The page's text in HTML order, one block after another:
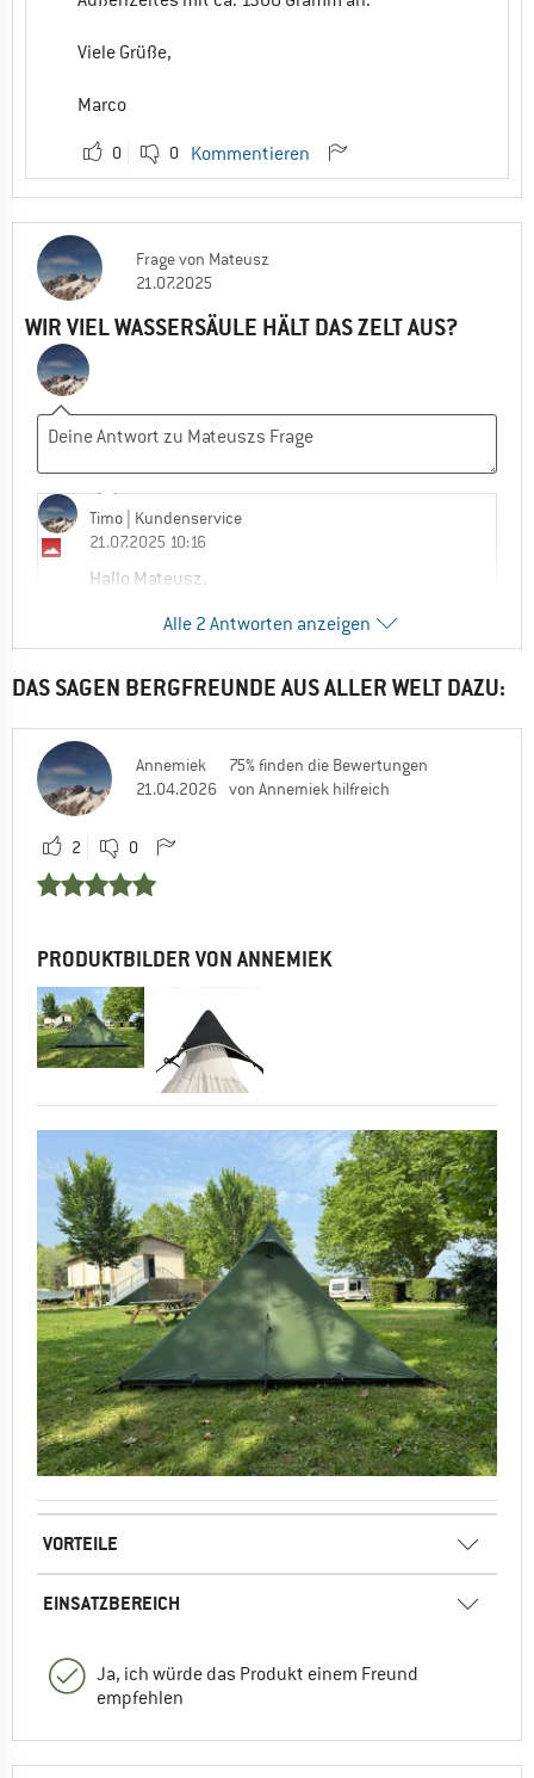
Viele Grüße,
Marco
0 0 Kommentieren
Fragevon Mateusz
21.07.2025
WIR VIEL WASSERSÄULE HÄLT DAS ZELT AUS?
Timo | Kundenservice
21.07.2025 10:16
Hallo Mateusz,
Der Zeltboden hat eine Wassersäule von
mm.
Beste Grüße!
Timo
Petra
19.03.2026 08:57
0
Alle 2 Antworten anzeigen
DAS SAGEN BERGFREUNDE AUS ALLER WELT DAZU:
Annemiek
21.04.2026
75% finden die Bewertungen
von Annemiek hilfreich
2 0
PRODUKTBILDER VON ANNEMIEK
VORTEILE
EINSATZBEREICH
Ja, ich würde das Produkt einem Freund
empfehlen